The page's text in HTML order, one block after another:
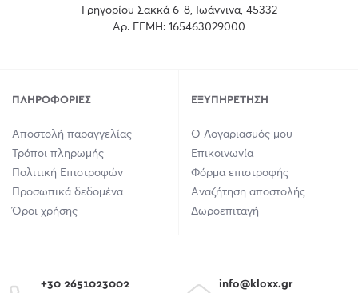
Γρηγορίου Σακκά 6-8, Ιωάννινα, 45332
Αρ. ΓΕΜΗ: 165463029000
ΠΛΗΡΟΦΟΡΊΕΣ
Αποστολή παραγγελίας
Τρόποι πληρωμής
Πολιτική Επιστροφών
Προσωπικά δεδομένα
Όροι χρήσης
ΕΞΥΠΗΡΈΤΗΣΗ
Ο Λογαριασμός μου
Επικοινωνία
Φόρμα επιστροφής
Αναζήτηση αποστολής
Δωροεπιταγή
+30 2651023002 info@kloxx.gr